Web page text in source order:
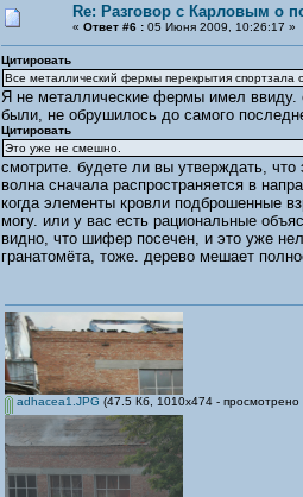
Re: Разговор с Карловым о
« Ответ #6 : 05 Июня 2009, 10:26:17 »
Цитировать
Все металлический фермы перекрытия спортзала
Я не металлические фермы имел ввиду.
были, не обрушилось до самого
Цитировать
Это уже не смешно.
смотрите. будете ли вы утверждать,
волна сначала распространяется в
когда элементы кровли подброшенные
могу. или у вас есть рациональные
видно, что шифер посечен, и это уже
гранатомёта, тоже. дерево мешает
adhacea1.JPG (47.5 Кб, 1010x474 - просмотрено